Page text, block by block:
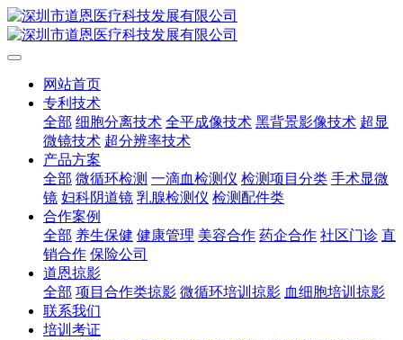
网站首页
专利技术
全部 细胞分离技术 全平成像技术 黑背景影像技术 超显
微镜技术 超分辨率技术
产品方案
全部 微循环检测 一滴血检测仪 检测项目分类 手术显微
镜 妇科阴道镜 乳腺检测仪 检测配件类
合作案例
全部 养生保健 健康管理 美容合作 药企合作 社区门诊 直
销合作 保险公司
道恩掠影
全部 项目合作类掠影 微循环培训掠影 血细胞培训掠影
联系我们
培训考证